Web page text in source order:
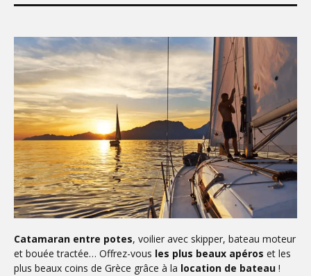
Catamaran entre potes, voilier avec skipper, bateau moteur
et bouée tractée… Offrez-vous les plus beaux apéros et les
plus beaux coins de Grèce grâce à la location de bateau !